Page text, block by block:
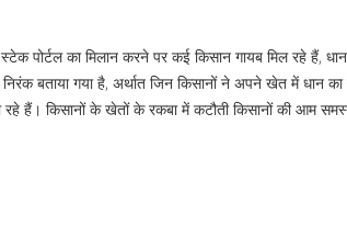
पोर्टल का मिलान करने पर कई किसान गायब मिल रहे हैं,
बताया गया है, अर्थात जिन किसानों ने अपने खेत में धान
हैं। किसानों के खेतों के रकबा में कटौती किसानों की आम